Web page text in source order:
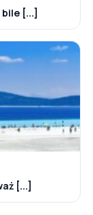
[...]
[...]